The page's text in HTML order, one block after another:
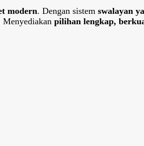
modern. Dengan sistem swalayan
Menyediakan pilihan lengkap,